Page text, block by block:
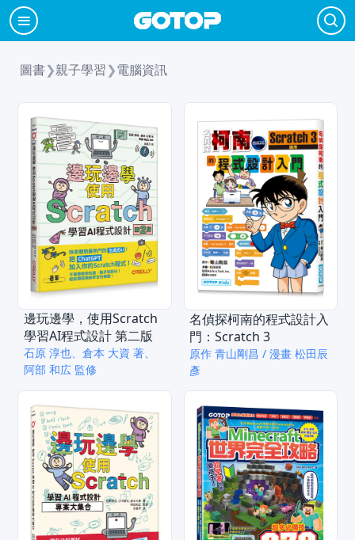
圖書❯親子學習❯電腦資訊
邊玩邊學，使用Scratch
學習AI程式設計 第二版
石原 淳也、倉本 大資 著、
阿部 和広 監修
名偵探柯南的程式設計入
門：Scratch 3
原作 青山剛昌 / 漫畫 松田辰
彥